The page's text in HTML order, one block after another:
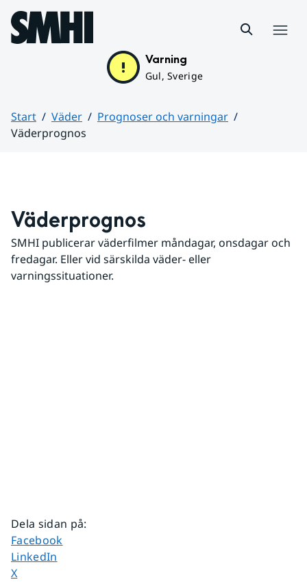
Hoppa till sidans innehåll
Varning
Gul, Sverige
Start Väder
Prognoser och varningar
Väderprognos
Väderprognos
SMHI publicerar väderfilmer måndagar, onsdagar och
fredagar. Eller vid särskilda väder- eller
varningssituationer.
Dela sidan på:
Dela sidan på
Facebook
Dela sidan på
LinkedIn
Dela sidan på
X